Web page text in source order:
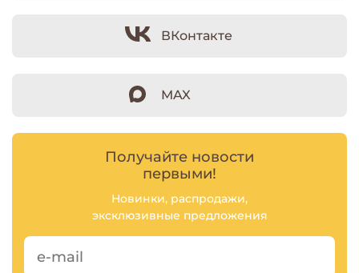
ВКонтакте
MAX
Получайте новости
первыми!
Новинки, распродажи,
эксклюзивные предложения